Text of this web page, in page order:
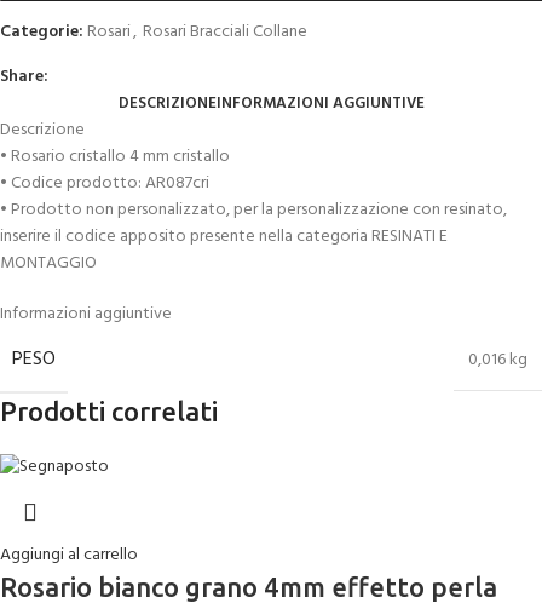
Categorie: Rosari, Rosari Bracciali Collane
Share:
DESCRIZIONEINFORMAZIONI AGGIUNTIVE
Descrizione
• Rosario cristallo 4 mm cristallo
• Codice prodotto: AR087cri
• Prodotto non personalizzato, per la personalizzazione con resinato,
inserire il codice apposito presente nella categoria RESINATI E
MONTAGGIO
Informazioni aggiuntive
PESO 0,016 kg
Prodotti correlati
Aggiungi al carrello
Rosario bianco grano 4mm effetto perla